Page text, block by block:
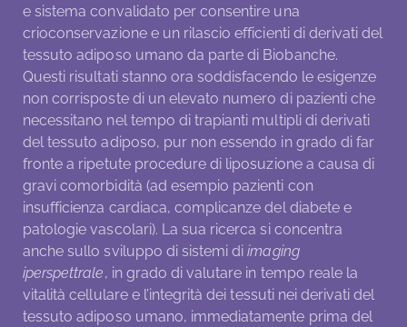
e sistema convalidato per consentire una
crioconservazione e un rilascio efficienti di derivati del
tessuto adiposo umano da parte di Biobanche.
Questi risultati stanno ora soddisfacendo le esigenze
non corrisposte di un elevato numero di pazienti che
necessitano nel tempo di trapianti multipli di derivati
del tessuto adiposo, pur non essendo in grado di far
fronte a ripetute procedure di liposuzione a causa di
gravi comorbidità (ad esempio pazienti con
insufficienza cardiaca, complicanze del diabete e
patologie vascolari). La sua ricerca si concentra
anche sullo sviluppo di sistemi diimaging
iperspettrale, in grado di valutare in tempo reale la
vitalità cellulare e l’integrità dei tessuti nei derivati del
tessuto adiposo umano, immediatamente prima del